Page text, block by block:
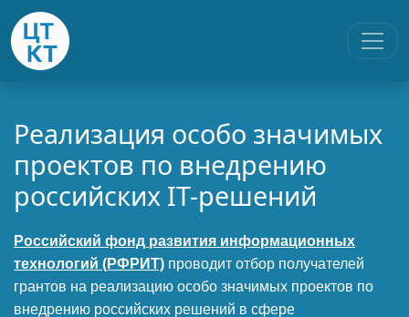
Реализация особо значимых
проектов по внедрению
российских IT-решений
Российский фонд развития информационных
технологий (РФРИТ) проводит отбор получателей
грантов на реализацию особо значимых проектов по
внедрению российских решений в сфере